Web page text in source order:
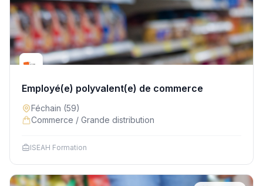
Employé(e) polyvalent(e) de commerce
Féchain (59)
Commerce / Grande distribution
ISEAH Formation